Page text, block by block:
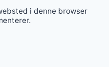
i denne browser